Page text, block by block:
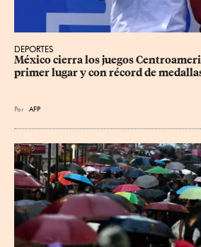
DEPORTES
México cierra los juegos
primer lugar y con récord de
Por AFP